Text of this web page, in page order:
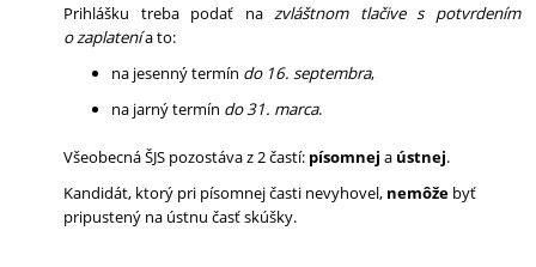
Prihlášku treba podať nazvláštnom tlačive s potvrdením
o zaplatenía to:
na jesenný termín do 16. septembra,
na jarný termín do 31. marca.
Všeobecná ŠJS pozostáva z 2 častí: písomnej a ústnej.
Kandidát, ktorý pri písomnej časti nevyhovel, nemôže byť
pripustený na ústnu časť skúšky.